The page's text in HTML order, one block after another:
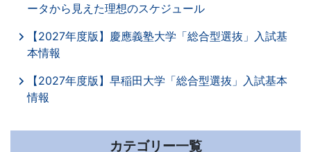
ータから見えた理想のスケジュール
【2027年度版】慶應義塾大学「総合型選抜」入試基
本情報
【2027年度版】早稲田大学「総合型選抜」入試基本
情報
カテゴリー一覧